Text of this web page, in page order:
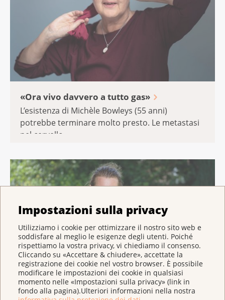
Impostazioni sulla privacy
Utilizziamo i cookie per ottimizzare il nostro sito web e
soddisfare al meglio le esigenze degli utenti. Poiché
rispettiamo la vostra privacy, vi chiediamo il consenso.
Cliccando su «Accettare & chiudere», accettate la
registrazione dei cookie nel vostro browser. È possibile
modificare le impostazioni dei cookie in qualsiasi
momento nelle «Impostazioni sulla privacy» (link in
fondo alla pagina).Ulteriori informazioni nella nostra
«Ora vivo davvero a tutto gas»
L’esistenza di Michèle Bowleys (55 anni)
potrebbe terminare molto presto. Le metastasi
nel cervello ...